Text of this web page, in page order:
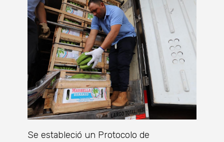
Se estableció un Protocolo de